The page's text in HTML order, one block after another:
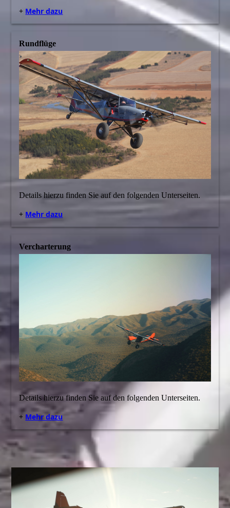
+ Mehr dazu
Rundflüge
Details hierzu finden Sie auf den folgenden Unterseiten.
+ Mehr dazu
Vercharterung
Details hierzu finden Sie auf den folgenden Unterseiten.
+ Mehr dazu